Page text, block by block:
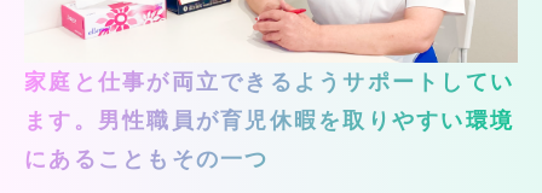
家庭と仕事が両立できるようサポートしてい
ます。男性職員が育児休暇を取りやすい環境
にあることもその一つ